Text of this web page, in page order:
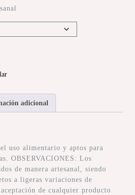
adicional
uso alimentario y aptos para
OBSERVACIONES: Los
de manera artesanal, siendo
a ligeras variaciones de
de cualquier producto